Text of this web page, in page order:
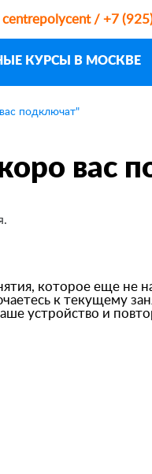
centrepolycent / +7
КУРСЫ В МОСКВЕ
подключат"
вас
которое еще не
к текущему
устройство и